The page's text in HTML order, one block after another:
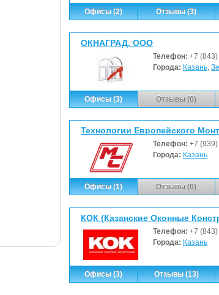
Офисы (2) Отзывы (3)
ОКНАГРАД, ООО
Телефон: +7 (843)
Города: Казань,
Офисы (3) Отзывы (0)
Технологии Европейского
Телефон: +7 (939)
Города: Казань
Офисы (1) Отзывы (0)
КОК (Казанские Оконные
Телефон: +7 (843)
Города: Казань
Офисы (3) Отзывы (13)